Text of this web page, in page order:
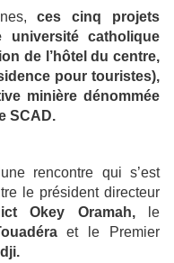
ces cinq projets
université catholique
de l’hôtel du centre,
pour touristes),
minière dénommée
SCAD.
rencontre qui s’est
le président directeur
Okey Oramah,le
et le Premier